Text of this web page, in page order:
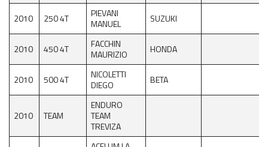
2010 250 4T
PIEVANI
MANUEL
SUZUKI
2010 450 4T
FACCHIN
MAURIZIO
HONDA
2010 500 4T
NICOLETTI
DIEGO
BETA
2010 TEAM
ENDURO
TEAM
TREVIZA